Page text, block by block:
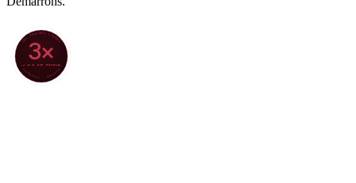
70+ PROJETS LIVRÉS
★ CLARODIGI · MOROCCO ★
3×
4,8/5 SUR GOOGLE